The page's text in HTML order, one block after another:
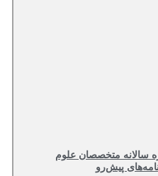
سالانه متخصصان علوم
پیش‌رو